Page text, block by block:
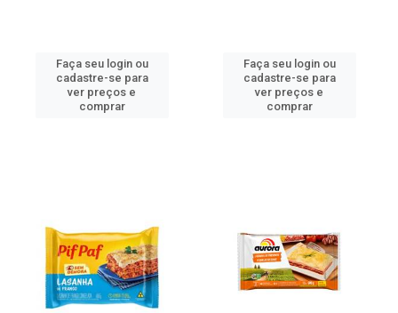
Faça seu login ou
cadastre-se para
ver preços e
comprar
Faça seu login ou
cadastre-se para
ver preços e
comprar